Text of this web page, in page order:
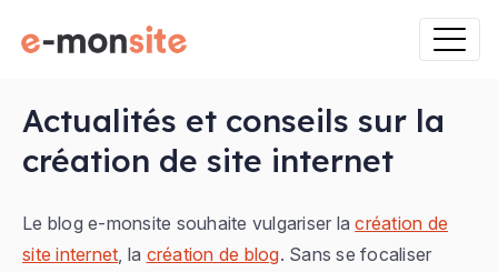
Actualités et conseils sur la
création de site internet
Le blog e-monsite souhaite vulgariser lacréation de
site internet , la création de blog. Sans se focaliser